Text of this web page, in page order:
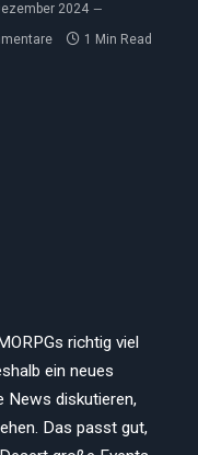
2024
1 Min Read
richtig viel
ein neues
News diskutieren,
Das passt gut,